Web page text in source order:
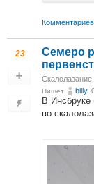
23
Семеро
Скалолазание
Пишет billy,
В Инсбруке
по